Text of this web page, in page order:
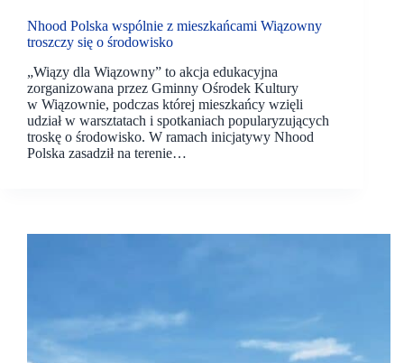
Nhood Polska wspólnie z mieszkańcami Wiązowny
troszczy się o środowisko
„Wiązy dla Wiązowny” to akcja edukacyjna
zorganizowana przez Gminny Ośrodek Kultury
w Wiązownie, podczas której mieszkańcy wzięli
udział w warsztatach i spotkaniach popularyzujących
troskę o środowisko. W ramach inicjatywy Nhood
Polska zasadził na terenie…